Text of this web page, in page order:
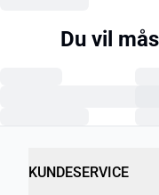
Du vil
KUNDESERVICE